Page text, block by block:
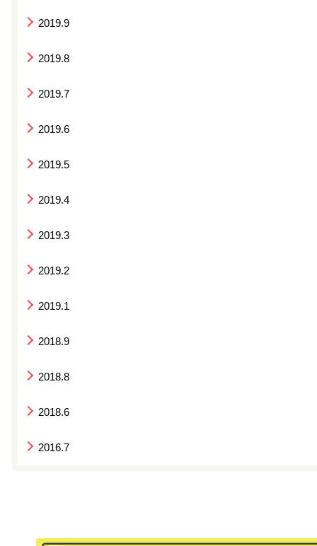
2019.9
2019.8
2019.7
2019.6
2019.5
2019.4
2019.3
2019.2
2019.1
2018.9
2018.8
2018.6
2016.7